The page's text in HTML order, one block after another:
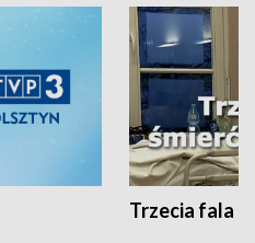
Trzecia fala -